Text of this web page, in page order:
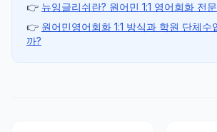
👉 뉴잉글리쉬란? 원어민 1:1 영어회화 전
👉 원어민영어회화 1:1 방식과 학원 단체수
까?